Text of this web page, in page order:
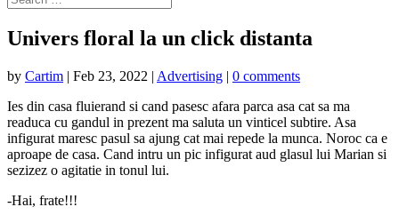
Univers floral la un click distanta
by Cartim | Feb 23, 2022 | Advertising | 0 comments
Ies din casa fluierand si cand pasesc afara parca asa cat sa ma
readuca cu gandul in prezent ma saluta un vinticel subtire. Asa
infigurat maresc pasul sa ajung cat mai repede la munca. Noroc ca e
aproape de casa. Cand intru un pic infigurat aud glasul lui Marian si
sezizez o agitatie in tonul lui.
-Hai, frate!!!